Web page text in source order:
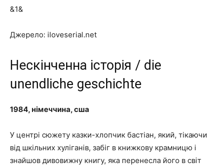
&1&
Джерело: iloveserial.net
Нескінченна історія / die
unendliche geschichte
1984, німеччина, сша
У центрі сюжету казки-хлопчик бастіан, який, тікаючи
від шкільних хуліганів, забіг в книжкову крамницю і
знайшов дивовижну книгу, яка перенесла його в світ